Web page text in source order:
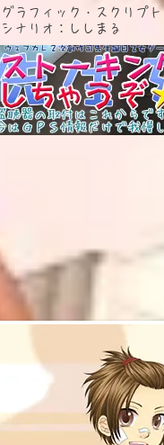
グラフィック・スクリプ
シナリオ：ししまる